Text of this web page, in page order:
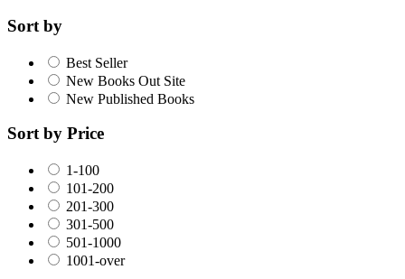
Sort by
Best Seller
New Books Out Site
New Published Books
Sort by Price
1-100
101-200
201-300
301-500
501-1000
1001-over